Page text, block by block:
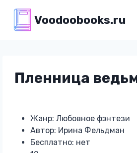
содержимому
Voodoobooks.ru
Пленница
Жанр: Любовное фэнтези
Автор: Ирина Фельдман
Бесплатно: нет